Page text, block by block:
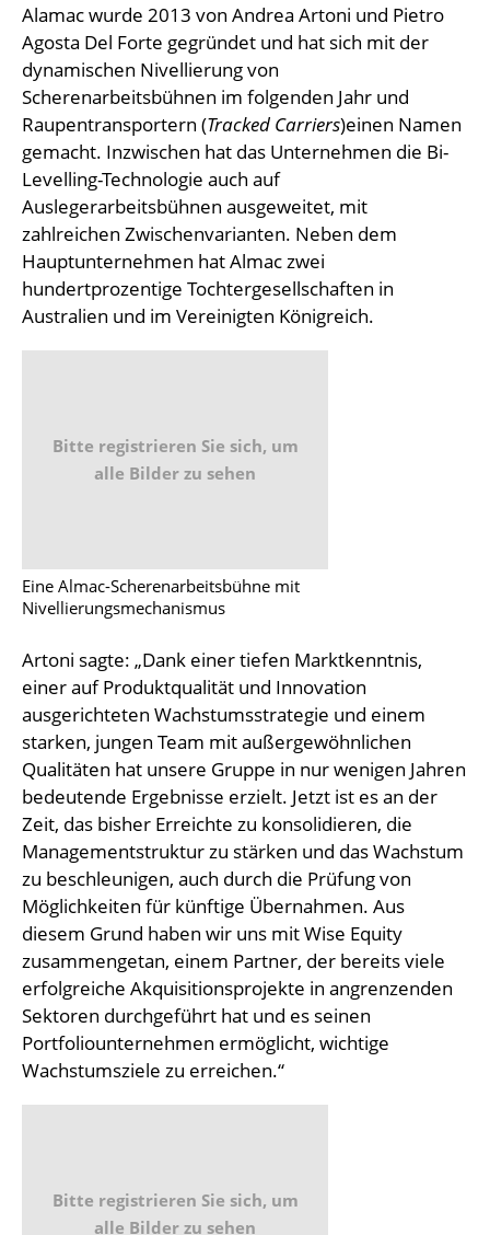
Alamac wurde 2013 von Andrea Artoni und Pietro
Agosta Del Forte gegründet und hat sich mit der
dynamischen Nivellierung von
Scherenarbeitsbühnen im folgenden Jahr und
Raupentransportern (Tracked Carriers)einen Namen
gemacht. Inzwischen hat das Unternehmen die Bi-
Levelling-Technologie auch auf
Auslegerarbeitsbühnen ausgeweitet, mit
zahlreichen Zwischenvarianten. Neben dem
Hauptunternehmen hat Almac zwei
hundertprozentige Tochtergesellschaften in
Australien und im Vereinigten Königreich.
Bitte registrieren Sie sich, um
alle Bilder zu sehen
Eine Almac-Scherenarbeitsbühne mit
Nivellierungsmechanismus
Artoni sagte: „Dank einer tiefen Marktkenntnis,
einer auf Produktqualität und Innovation
ausgerichteten Wachstumsstrategie und einem
starken, jungen Team mit außergewöhnlichen
Qualitäten hat unsere Gruppe in nur wenigen Jahren
bedeutende Ergebnisse erzielt. Jetzt ist es an der
Zeit, das bisher Erreichte zu konsolidieren, die
Managementstruktur zu stärken und das Wachstum
zu beschleunigen, auch durch die Prüfung von
Möglichkeiten für künftige Übernahmen. Aus
diesem Grund haben wir uns mit Wise Equity
zusammengetan, einem Partner, der bereits viele
erfolgreiche Akquisitionsprojekte in angrenzenden
Sektoren durchgeführt hat und es seinen
Portfoliounternehmen ermöglicht, wichtige
Wachstumsziele zu erreichen.“
Bitte registrieren Sie sich, um
alle Bilder zu sehen